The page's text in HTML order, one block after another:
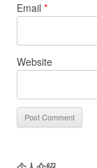
Email *
Website